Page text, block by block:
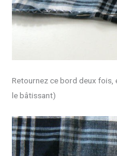
Retournez ce bord deux fois,
le bâtissant)